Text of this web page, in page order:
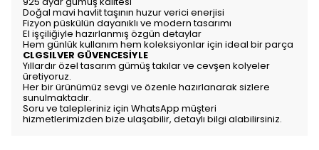
Doğal mavi havlit taşının huzur verici enerjisi
Fizyon püskülün dayanıklı ve modern tasarımı
El işçiliğiyle hazırlanmış özgün detaylar
Hem günlük kullanım hem koleksiyonlar için ideal bir parça
CLGSILVER GÜVENCESİYLE
Yıllardır özel tasarım gümüş takılar ve cevşen kolyeler
üretiyoruz.
Her bir ürünümüz sevgi ve özenle hazırlanarak sizlere
sunulmaktadır.
Soru ve talepleriniz için WhatsApp müşteri
hizmetlerimizden bize ulaşabilir, detaylı bilgi alabilirsiniz.